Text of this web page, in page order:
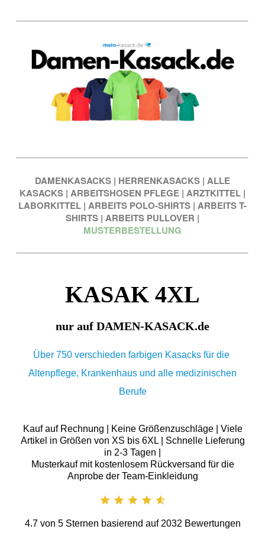
DAMENKASACKS | HERRENKASACKS | ALLE
KASACKS | ARBEITSHOSEN PFLEGE | ARZTKITTEL |
LABORKITTEL | ARBEITS POLO-SHIRTS | ARBEITS T-
SHIRTS | ARBEITS PULLOVER |
MUSTERBESTELLUNG
KASAK 4XL
nur auf DAMEN-KASACK.de
Über 750 verschieden farbigen Kasacks für die
Altenpflege, Krankenhaus und alle medizinischen
Berufe
Kauf auf Rechnung | Keine Größenzuschläge | Viele
Artikel in Größen von XS bis 6XL | Schnelle Lieferung
in 2-3 Tagen |
Musterkauf mit kostenlosem Rückversand für die
Anprobe der Team-Einkleidung
4.7von 5Sternen basierend auf 2032 Bewertungen